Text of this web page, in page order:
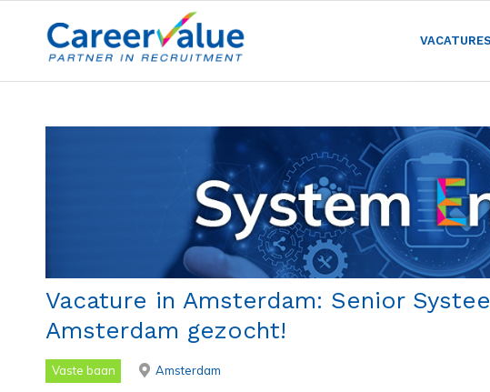
VACATURES
Vacature in Amsterdam: Senior
Amsterdam gezocht!
Vaste baan Amsterdam